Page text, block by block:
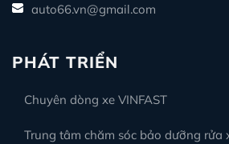
auto66.vn@gmail.com
PHÁT TRIỂN
Chuyên dòng xe VINFAST
Trung tâm chăm sóc bảo dưỡng